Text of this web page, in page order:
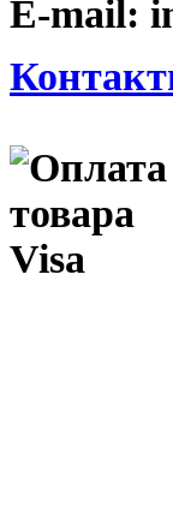
E-mail: